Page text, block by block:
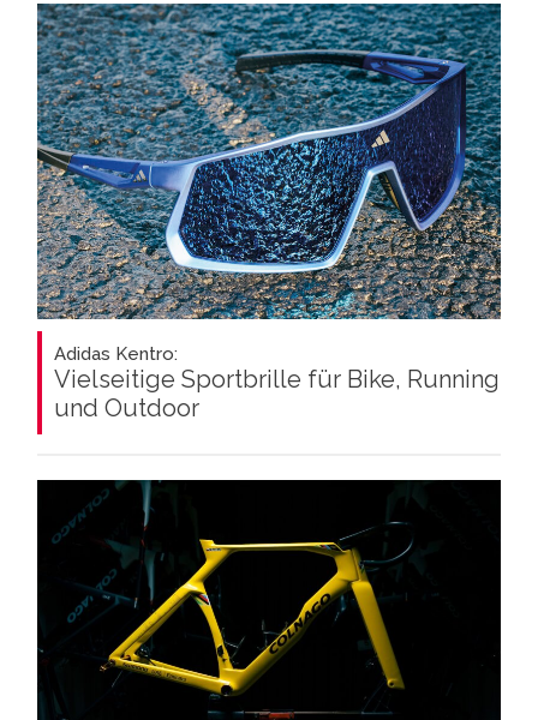
Adidas Kentro:
Vielseitige Sportbrille für Bike, Running
und Outdoor